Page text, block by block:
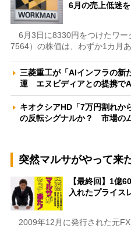
6月の売上低迷
6月3日に8330円をつけたワー
7564）の株価は、わずか1カ月
三菱重工が「AIインフラの新
運 エヌビディアとの提携で
キオクシアHD「7万円割れか
の反転シグナルか？ 市場の
突然マルサがやって来
【最終回】1億
入れたプライス
2009年12月に発行された元